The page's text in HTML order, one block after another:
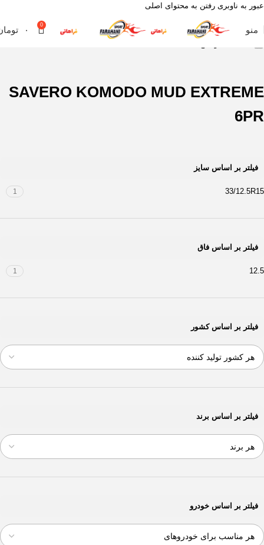
عبور به ناوبری رفتن به محتوای اصلی
منو 0 ۰
SAVERO KOMODO MUD EXTREME
6PR
فیلتر بر اساس سایز
33/12.5R15
1
فیلتر بر اساس فاق
12.5
1
فیلتر بر اساس کشور
فیلتر بر اساس برند
فیلتر بر اساس خودرو